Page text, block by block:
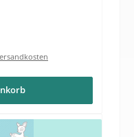
Preis: